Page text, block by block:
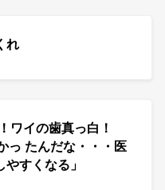
れ
ワイの歯真っ白！
っ たんだな・・・医
すくなる」